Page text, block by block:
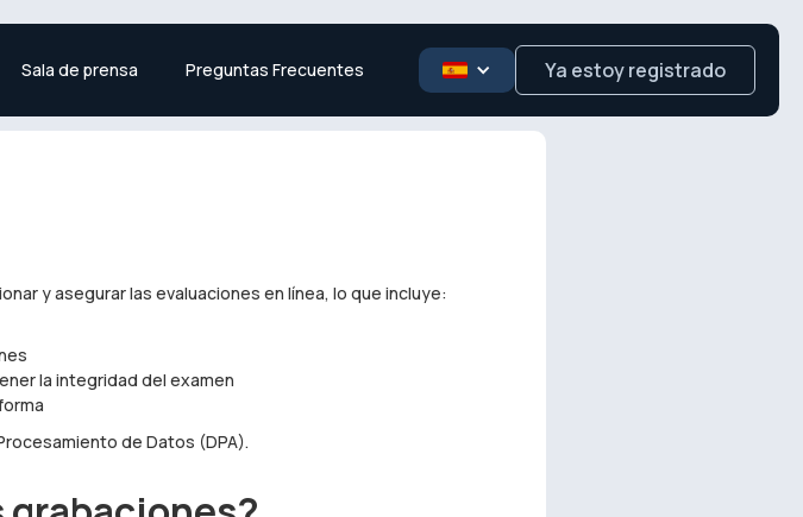
Sala de prensa Preguntas Frecuentes Ya estoy registrado
y asegurar las evaluaciones en línea, lo que incluye:
la integridad del examen
de Datos (DPA).